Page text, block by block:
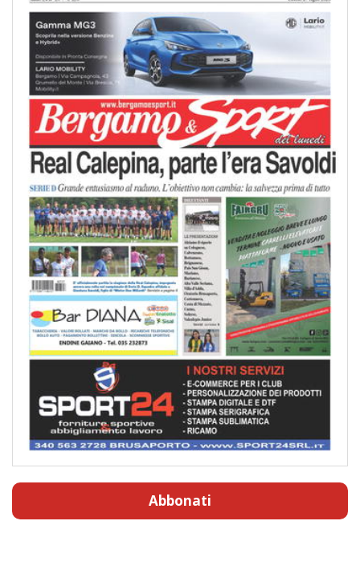
Abbonati